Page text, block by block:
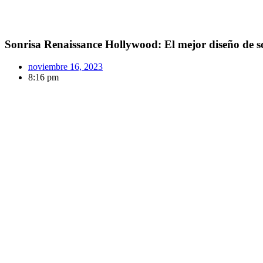
Sonrisa Renaissance Hollywood: El mejor diseño de
noviembre 16, 2023
8:16 pm